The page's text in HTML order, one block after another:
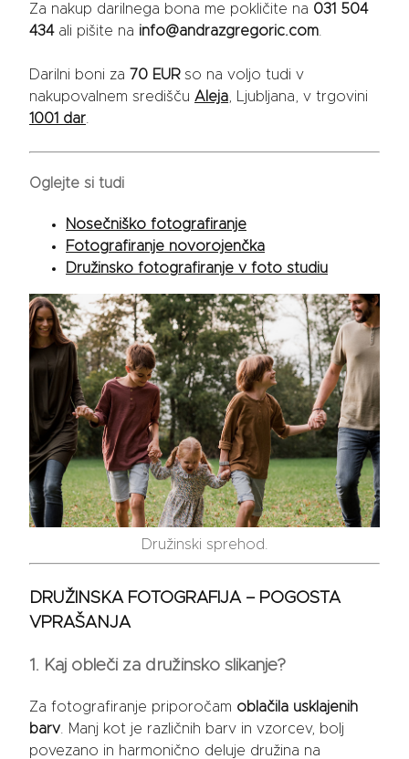
Za nakup darilnega bona me pokličite na 031 504
434ali pišite na info@andrazgregoric.com
Darilni boni za 70 EURso na voljo tudi v
nakupovalnem središču Aleja , Ljubljana, v trgovini
1001 dar
Oglejte si tudi
Nosečniško fotografiranje
Fotografiranje novorojenčka
Družinsko fotografiranje v foto studiu
Družinski sprehod.
DRUŽINSKA FOTOGRAFIJA – POGOSTA
VPRAŠANJA
1. Kaj obleči za družinsko slikanje?
Za fotografiranje priporočam oblačila usklajenih
barv . Manj kot je različnih barv in vzorcev, bolj
povezano in harmonično deluje družina na